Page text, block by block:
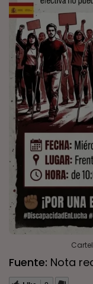
Fuente: Nota